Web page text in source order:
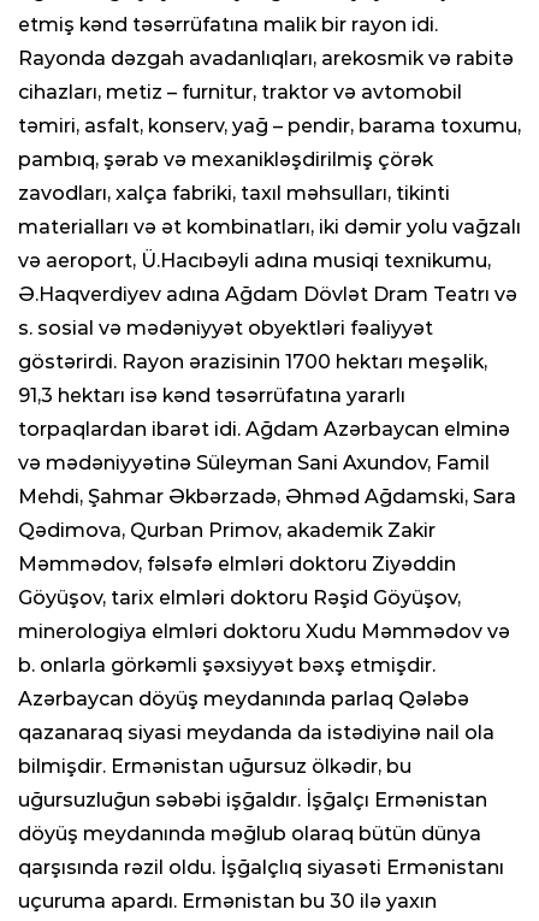
etmiş kənd təsərrüfatına malik bir rayon idi.
Rayonda dəzgah avadanlıqları, arekosmik və rabitə
cihazları, metiz – furnitur, traktor və avtomobil
təmiri, asfalt, konserv, yağ – pendir, barama toxumu,
pambıq, şərab və mexanikləşdirilmiş çörək
zavodları, xalça fabriki, taxıl məhsulları, tikinti
materialları və ət kombinatları, iki dəmir yolu vağzalı
və aeroport, Ü.Hacıbəyli adına musiqi texnikumu,
Ə.Haqverdiyev adına Ağdam Dövlət Dram Teatrı və
s. sosial və mədəniyyət obyektləri fəaliyyət
göstərirdi. Rayon ərazisinin 1700 hektarı meşəlik,
91,3 hektarı isə kənd təsərrüfatına yararlı
torpaqlardan ibarət idi. Ağdam Azərbaycan elminə
və mədəniyyətinə Süleyman Sani Axundov, Famil
Mehdi, Şahmar Əkbərzadə, Əhməd Ağdamski, Sara
Qədimova, Qurban Primov, akademik Zakir
Məmmədov, fəlsəfə elmləri doktoru Ziyəddin
Göyüşov, tarix elmləri doktoru Rəşid Göyüşov,
minerologiya elmləri doktoru Xudu Məmmədov və
b. onlarla görkəmli şəxsiyyət bəxş etmişdir.
Azərbaycan döyüş meydanında parlaq Qələbə
qazanaraq siyasi meydanda da istədiyinə nail ola
bilmişdir. Ermənistan uğursuz ölkədir, bu
uğursuzluğun səbəbi işğaldır. İşğalçı Ermənistan
döyüş meydanında məğlub olaraq bütün dünya
qarşısında rəzil oldu. İşğalçlıq siyasəti Ermənistanı
uçuruma apardı. Ermənistan bu 30 ilə yaxın